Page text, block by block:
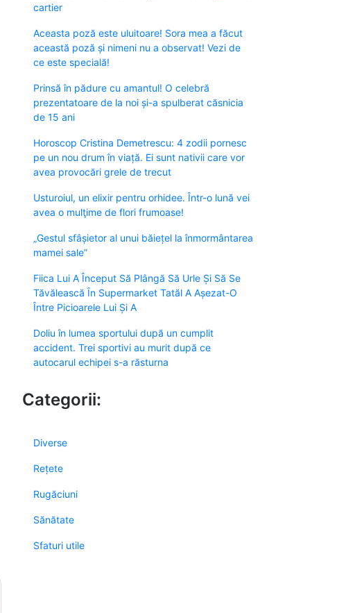
cartier
Aceasta poză este uluitoare! Sora mea a făcut
această poză și nimeni nu a observat! Vezi de
ce este specială!
Prinsă în pădure cu amantul! O celebră
prezentatoare de la noi și-a spulberat căsnicia
de 15 ani
Horoscop Cristina Demetrescu: 4 zodii pornesc
pe un nou drum în viață. Ei sunt nativii care vor
avea provocări grele de trecut
Usturoiul, un elixir pentru orhidee. Într-o lună vei
avea o mulţime de flori frumoase!
„Gestul sfâșietor al unui băiețel la înmormântarea
mamei sale”
Fiica Lui A Început Să Plângă Să Urle Și Să Se
Tăvălească În Supermarket Tatăl A Așezat-O
Între Picioarele Lui Și A
Doliu în lumea sportului după un cumplit
accident. Trei sportivi au murit după ce
autocarul echipei s-a răsturna
Categorii:
Diverse
Rețete
Rugăciuni
Sănătate
Sfaturi utile